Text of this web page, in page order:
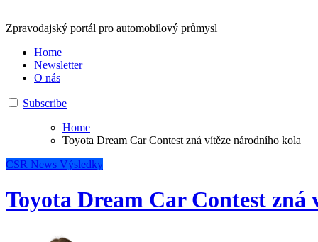
Zpravodajský portál pro automobilový průmysl
Home
Newsletter
O nás
Subscribe
Home
Toyota Dream Car Contest zná vítěze národního kola
CSR News Výsledky
Toyota Dream Car Contest